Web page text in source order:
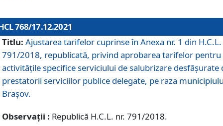
768/17.12.2021
Titlu: Ajustarea tarifelor cuprinse în Anexa nr. 1 din H.C.L.
791/2018, republicată, privind aprobarea tarifelor pentru
activităţile specifice serviciului de salubrizare desfăşurate
prestatorii serviciilor publice delegate, pe raza
Braşov.
Observații : Republică H.C.L. nr. 791/2018.